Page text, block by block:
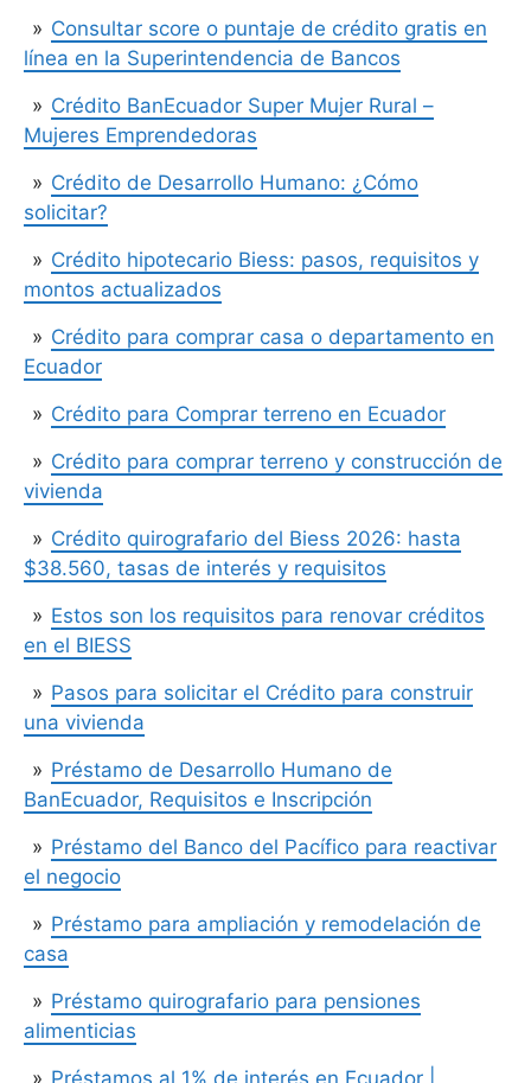
Consultar score o puntaje de crédito gratis en
línea en la Superintendencia de Bancos
Crédito BanEcuador Super Mujer Rural –
Mujeres Emprendedoras
Crédito de Desarrollo Humano: ¿Cómo
solicitar?
Crédito hipotecario Biess: pasos, requisitos y
montos actualizados
Crédito para comprar casa o departamento en
Ecuador
Crédito para Comprar terreno en Ecuador
Crédito para comprar terreno y construcción de
vivienda
Crédito quirografario del Biess 2026: hasta
$38.560, tasas de interés y requisitos
Estos son los requisitos para renovar créditos
en el BIESS
Pasos para solicitar el Crédito para construir
una vivienda
Préstamo de Desarrollo Humano de
BanEcuador, Requisitos e Inscripción
Préstamo del Banco del Pacífico para reactivar
el negocio
Préstamo para ampliación y remodelación de
casa
Préstamo quirografario para pensiones
alimenticias
Préstamos al 1% de interés en Ecuador |